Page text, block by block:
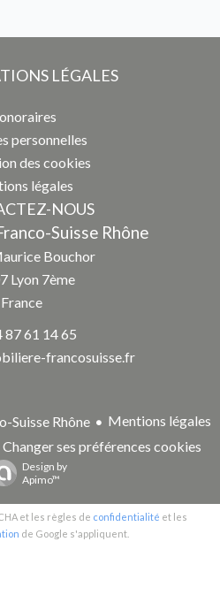
LÉGALES
personnelles
des cookies
légales
NOUS
Suisse Rhône
Bouchor
Lyon 7ème
France
87 61 14 65
francosuisse.fr
Suisse Rhône
Mentions légales
Changer ses préférences cookies
Design by
Apimo™
et les règles de confidentialité et les
de Google s'appliquent.